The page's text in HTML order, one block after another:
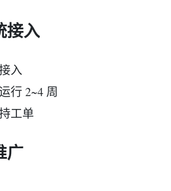
接入
入
行 2~4 周
工单
广